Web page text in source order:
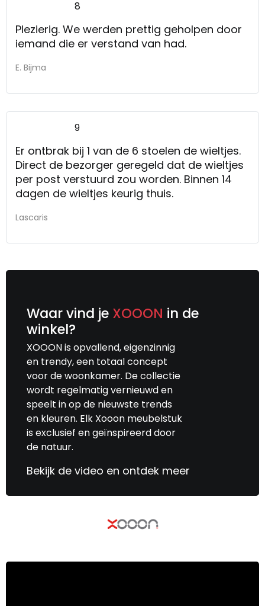
8
Plezierig. We werden prettig geholpen door
iemand die er verstand van had.
E. Bijma
9
Er ontbrak bij 1 van de 6 stoelen de wieltjes.
Direct de bezorger geregeld dat de wieltjes
per post verstuurd zou worden. Binnen 14
dagen de wieltjes keurig thuis.
Lascaris
Waar vind je XOOON in de
winkel?
XOOON is opvallend, eigenzinnig
en trendy, een totaal concept
voor de woonkamer. De collectie
wordt regelmatig vernieuwd en
speelt in op de nieuwste trends
en kleuren. Elk Xooon meubelstuk
is exclusief en geïnspireerd door
de natuur.
Bekijk de video en ontdek meer